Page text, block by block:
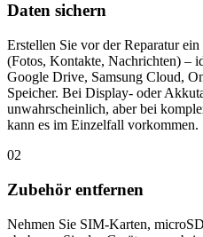
Daten sichern
Erstellen Sie vor der Reparatur
(Fotos, Kontakte, Nachrichten) –
Google Drive, Samsung Cloud,
Speicher. Bei Display- oder
unwahrscheinlich, aber bei
kann es im Einzelfall vorkommen.
02
Zubehör entfernen
Nehmen Sie SIM-Karten,